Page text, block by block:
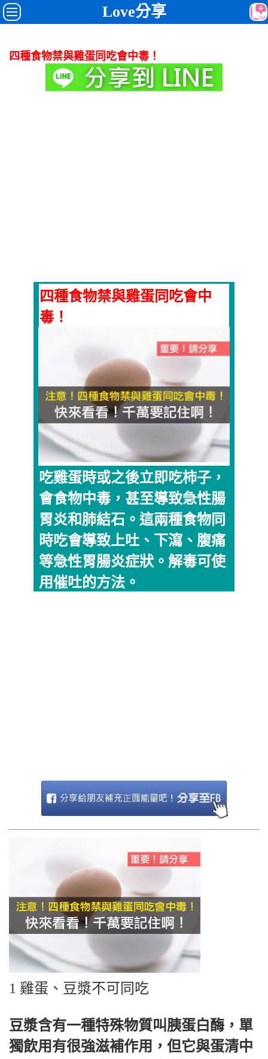
Love分享
四種食物禁與雞蛋同吃會中毒！
四種食物禁與雞蛋同吃會中
毒！
吃雞蛋時或之後立即吃柿子，
會食物中毒，甚至導致急性腸
胃炎和肺結石。這兩種食物同
時吃會導致上吐、下瀉、腹痛
等急性胃腸炎症狀。解毒可使
用催吐的方法。
1 雞蛋、豆漿不可同吃
豆漿含有一種特殊物質叫胰蛋白酶，單
獨飲用有很強滋補作用，但它與蛋清中